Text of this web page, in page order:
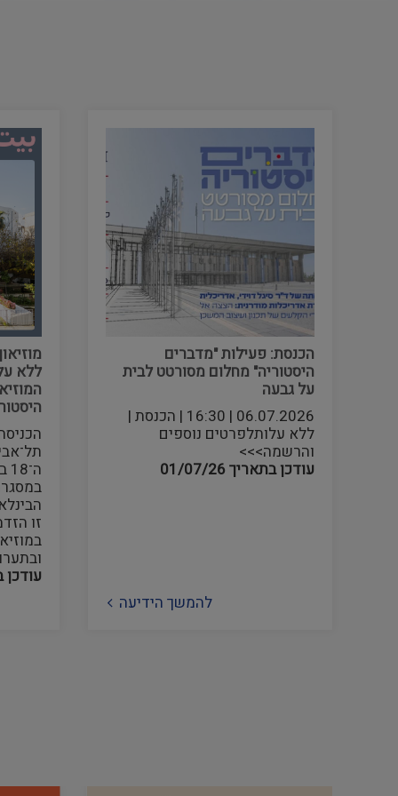
הכנסת: פעילות "מדברים
היסטוריה" מחלום מסורטט לבית
על גבעה
06.07.2026 | 16:30 | הכנסת |
ללא עלותלפרטים נוספים
והרשמה>>>
עודכן בתאריך 01/07/26
להמשך הידיעה
זו